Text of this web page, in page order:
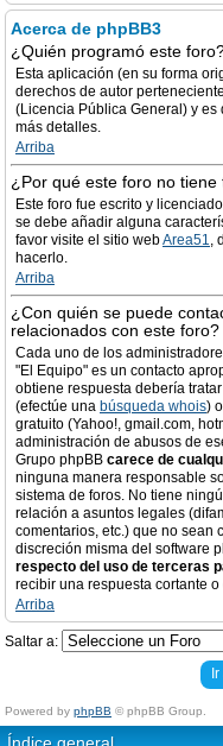
Acerca de phpBB3
¿Quién programó este
Esta aplicación (en su forma
derechos de autor
(Licencia Pública General) y
más detalles.
Arriba
¿Por qué este foro no tiene
Este foro fue escrito y
se debe añadir alguna
favor visite el sitio webArea51,
hacerlo.
Arriba
¿Con quién se puede
relacionados con este foro?
Cada uno de los
"El Equipo" es un contacto
obtiene respuesta debería
(efectúe una búsqueda whois)
gratuito (Yahoo!, gmail.com,
administración de abusos de
Grupo phpBB carece de
ninguna manera responsable
sistema de foros. No tiene
relación a asuntos legales
comentarios, etc.) que no sean
discreción misma del software
respecto del uso de terceras
recibir una respuesta cortante
Arriba
Saltar a:
Powered by phpBB © phpBB Group.